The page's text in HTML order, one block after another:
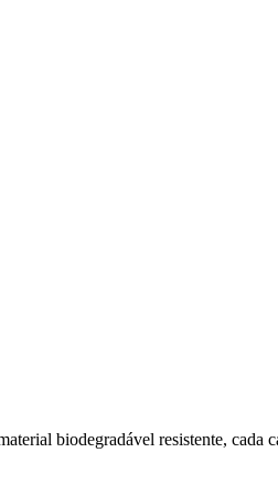
biodegradável resistente, cada